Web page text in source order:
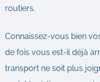
routiers.
Connaissez-vous bien
de fois vous est-il déjà
transport ne soit plus